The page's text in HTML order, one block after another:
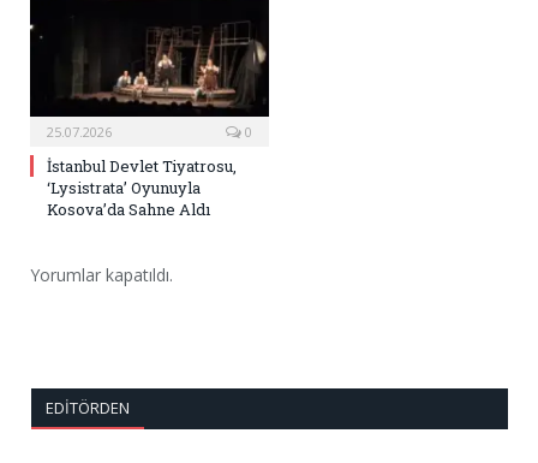
25.07.2026 0
İstanbul Devlet Tiyatrosu,
‘Lysistrata’ Oyunuyla
Kosova’da Sahne Aldı
Yorumlar kapatıldı.
EDITÖRDEN